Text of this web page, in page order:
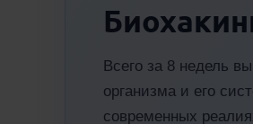
Всего за 8 недель
организма и его
современных